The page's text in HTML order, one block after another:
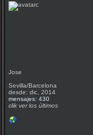
Jose
Sevilla/Barcelona
desde: dic, 2014
mensajes: 430
clik ver los últimos